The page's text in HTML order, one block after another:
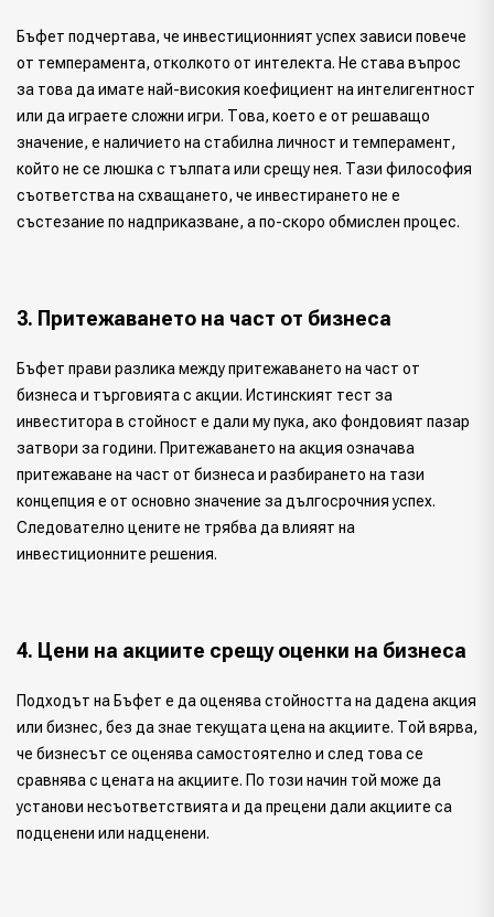
Бъфет подчертава, че инвестиционният успех зависи повече
от темперамента, отколкото от интелекта. Не става въпрос
за това да имате най-високия коефициент на интелигентност
или да играете сложни игри. Това, което е от решаващо
значение, е наличието на стабилна личност и темперамент,
който не се люшка с тълпата или срещу нея. Тази философия
съответства на схващането, че инвестирането не е
състезание по надприказване, а по-скоро обмислен процес.
3. Притежаването на част от бизнеса
Бъфет прави разлика между притежаването на част от
бизнеса и търговията с акции. Истинският тест за
инвеститора в стойност е дали му пука, ако фондовият пазар
затвори за години. Притежаването на акция означава
притежаване на част от бизнеса и разбирането на тази
концепция е от основно значение за дългосрочния успех.
Следователно цените не трябва да влияят на
инвестиционните решения.
4. Цени на акциите срещу оценки на бизнеса
Подходът на Бъфет е да оценява стойността на дадена акция
или бизнес, без да знае текущата цена на акциите. Той вярва,
че бизнесът се оценява самостоятелно и след това се
сравнява с цената на акциите. По този начин той може да
установи несъответствията и да прецени дали акциите са
подценени или надценени.